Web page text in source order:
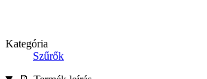
Kategória
Szűrők